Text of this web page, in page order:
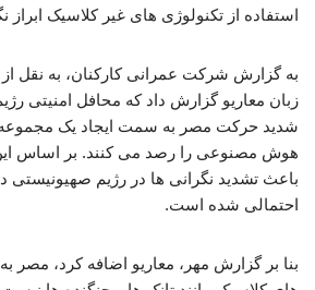
استفاده از تکنولوژی های غیر کلاسیک ابراز
به گزارش شرکت عمرانی کارکنان، به نقل از
زبان معاریو گزارش داد که محافل امنیتی
شدید حرکت مصر به سمت ایجاد یک مجموعه
هوش مصنوعی را رصد می کنند. بر اساس
باعث تشدید نگرانی ها در رژیم صهیونیستی
احتمالی شده است.
بنا بر گزارش مهر، معاریو اضافه کرد، مصر